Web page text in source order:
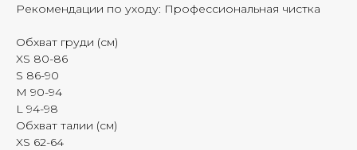
Рекомендации по уходу: Профессиональная чистка
Обхват груди (см)
XS 80-86
S 86-90
M 90-94
L 94-98
Обхват талии (см)
XS 62-64